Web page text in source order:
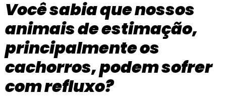
Você sabia que nossos
animais de estimação,
principalmente os
cachorros, podem sofrer
com refluxo?